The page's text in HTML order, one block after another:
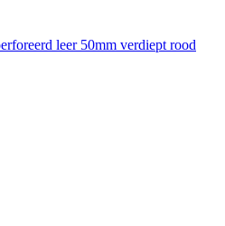
leer 50mm verdiept rood